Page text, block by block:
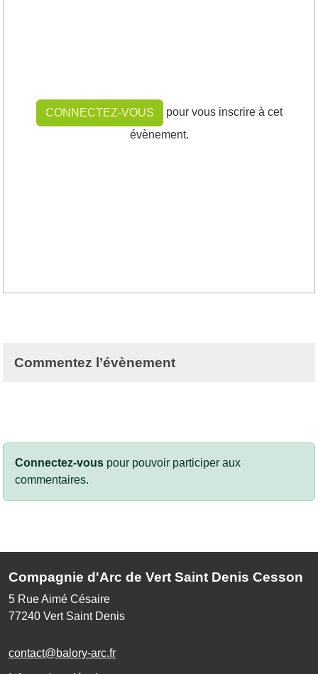
CONNECTEZ-VOUS
pour vous inscrire à cet
évènement.
Commentez l’évènement
Connectez-vous pour pouvoir participer aux
commentaires.
Compagnie d'Arc de Vert Saint Denis Cesson
5 Rue Aimé Césaire
77240 Vert Saint Denis
contact@balory-arc.fr